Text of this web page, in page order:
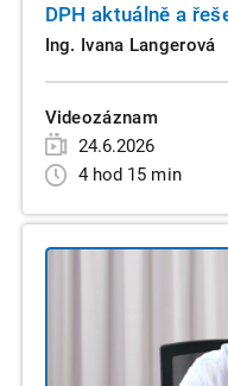
DPH aktuálně a
Ing. Ivana Langerová
Videozáznam
24.6.2026
4 hod 15 min